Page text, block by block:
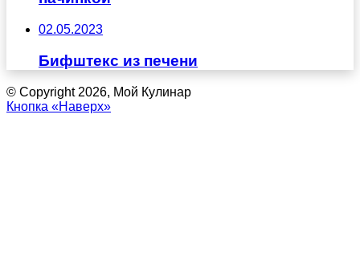
02.05.2023
Бифштекс из печени
© Copyright 2026, Мой Кулинар
Кнопка «Наверх»